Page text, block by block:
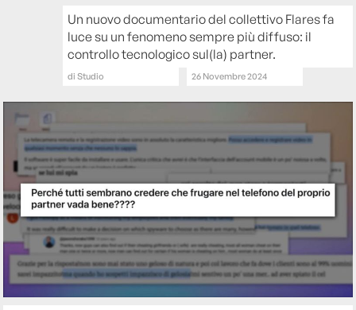
Un nuovo documentario del collettivo Flares fa
luce su un fenomeno sempre più diffuso: il
controllo tecnologico sul(la) partner.
diStudio 26 Novembre 2024